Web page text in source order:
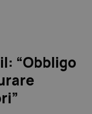
“Obbligo